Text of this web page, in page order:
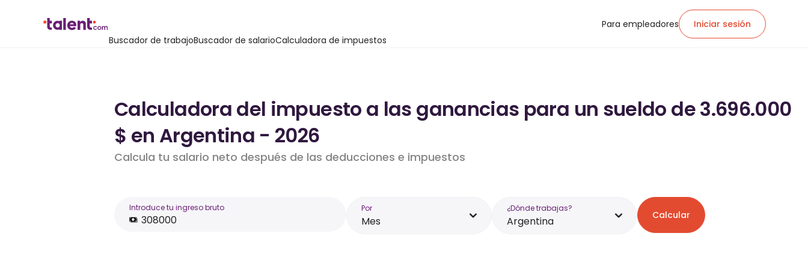
Buscador de trabajoBuscador de salarioCalculadora de impuestos
Para empleadores Iniciar sesión
Calculadora del impuesto a las ganancias para un sueldo de 3.696.000
$ en Argentina - 2026
Calcula tu salario neto después de las deducciones e impuestos
Introduce tu ingreso bruto Por
Mes
¿Dónde trabajas?
Argentina Calcular